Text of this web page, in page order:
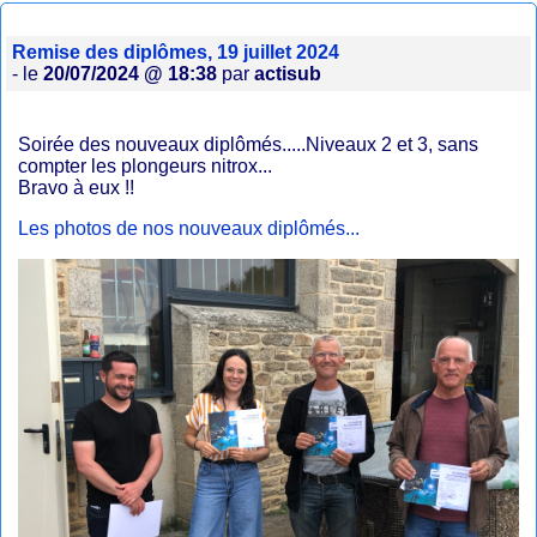
Remise des diplômes, 19 juillet 2024
- le20/07/2024 @ 18:38 paractisub
Soirée des nouveaux diplômés.....Niveaux 2 et 3, sans
compter les plongeurs nitrox...
Bravo à eux !!
Les photos de nos nouveaux diplômés...